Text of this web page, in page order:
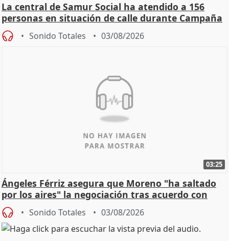
La central de Samur Social ha atendido a 156
personas en situación de calle durante Campaña
de Calor
Sonido Totales 03/08/2026
03:25
Ángeles Férriz asegura que Moreno "ha saltado
por los aires" la negociación tras acuerdo con
SMA
Sonido Totales 03/08/2026